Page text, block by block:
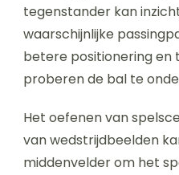
tegenstander kan
waarschijnlijke
betere positionering en
proberen de bal te
Het oefenen van
van wedstrijdbeelden
middenvelder om het